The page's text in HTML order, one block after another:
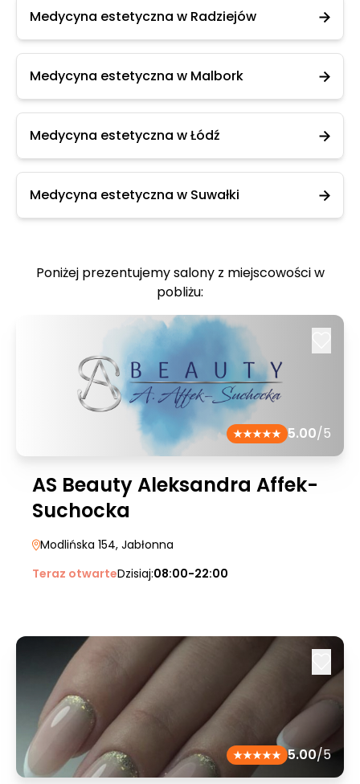
Medycyna estetyczna w Radziejów
Medycyna estetyczna w Malbork
Medycyna estetyczna w Łódź
Medycyna estetyczna w Suwałki
Poniżej prezentujemy salony z miejscowości w
pobliżu:
5.00/5
AS Beauty Aleksandra Affek-
Suchocka
Modlińska 154, Jabłonna
Teraz otwarteDzisiaj:08:00-22:00
5.00/5